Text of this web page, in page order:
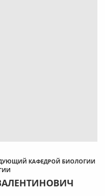
КАФЕДРОЙ БИОЛОГИИ